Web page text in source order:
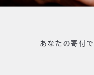
あなたの寄付で